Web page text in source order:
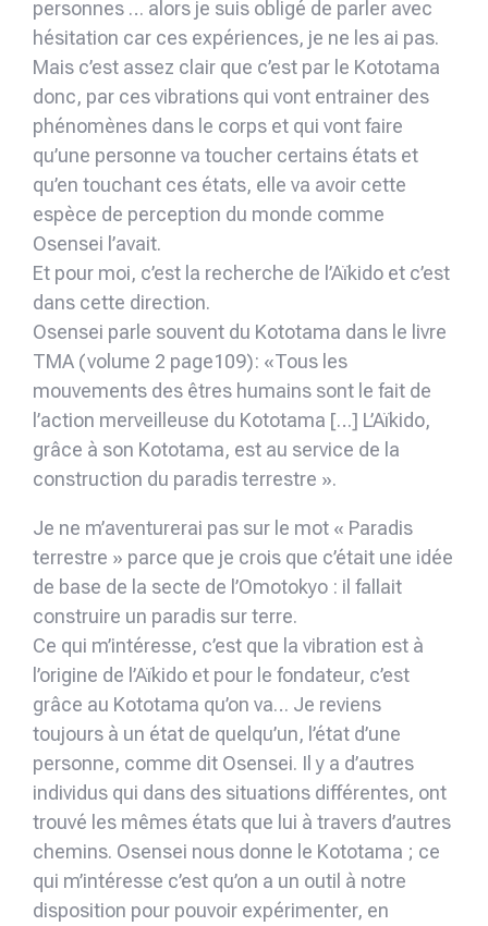
personnes … alors je suis obligé de parler avec
hésitation car ces expériences, je ne les ai pas.
Mais c’est assez clair que c’est par le Kototama
donc, par ces vibrations qui vont entrainer des
phénomènes dans le corps et qui vont faire
qu’une personne va toucher certains états et
qu’en touchant ces états, elle va avoir cette
espèce de perception du monde comme
Osensei l’avait.
Et pour moi, c’est la recherche de l’Aïkido et c’est
dans cette direction.
Osensei parle souvent du Kototama dans le livre
TMA (volume 2 page109): «Tous les
mouvements des êtres humains sont le fait de
l’action merveilleuse du Kototama […] L’Aïkido,
grâce à son Kototama, est au service de la
construction du paradis terrestre ».
Je ne m’aventurerai pas sur le mot « Paradis
terrestre » parce que je crois que c’était une idée
de base de la secte de l’Omotokyo : il fallait
construire un paradis sur terre.
Ce qui m’intéresse, c’est que la vibration est à
l’origine de l’Aïkido et pour le fondateur, c’est
grâce au Kototama qu’on va… Je reviens
toujours à un état de quelqu’un, l’état d’une
personne, comme dit Osensei. Il y a d’autres
individus qui dans des situations différentes, ont
trouvé les mêmes états que lui à travers d’autres
chemins. Osensei nous donne le Kototama ; ce
qui m’intéresse c’est qu’on a un outil à notre
disposition pour pouvoir expérimenter, en